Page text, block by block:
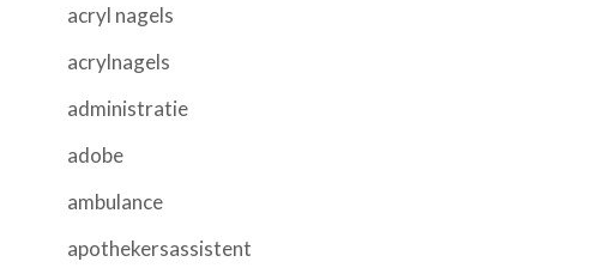
acryl nagels
acrylnagels
administratie
adobe
ambulance
apothekersassistent